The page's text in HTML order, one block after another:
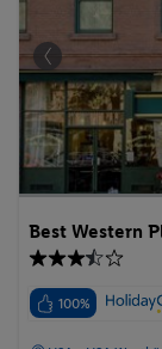
Best Western
100%